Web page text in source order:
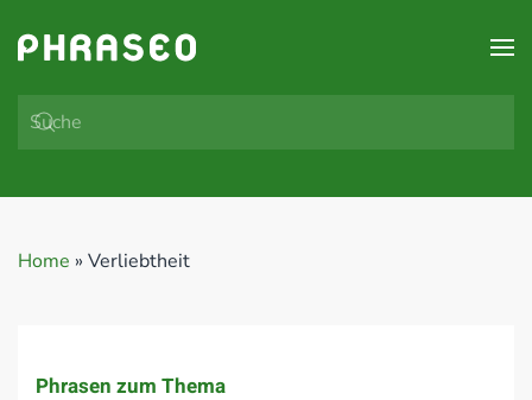
Zum Hauptinhalt springen
Home » Verliebtheit
Phrasen zum Thema